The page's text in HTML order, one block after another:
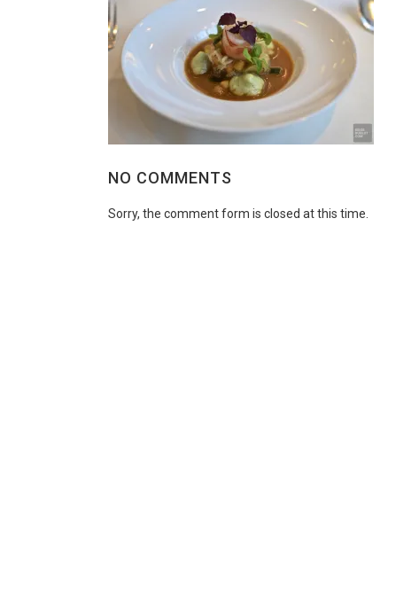
NO COMMENTS
Sorry, the comment form is closed at this time.